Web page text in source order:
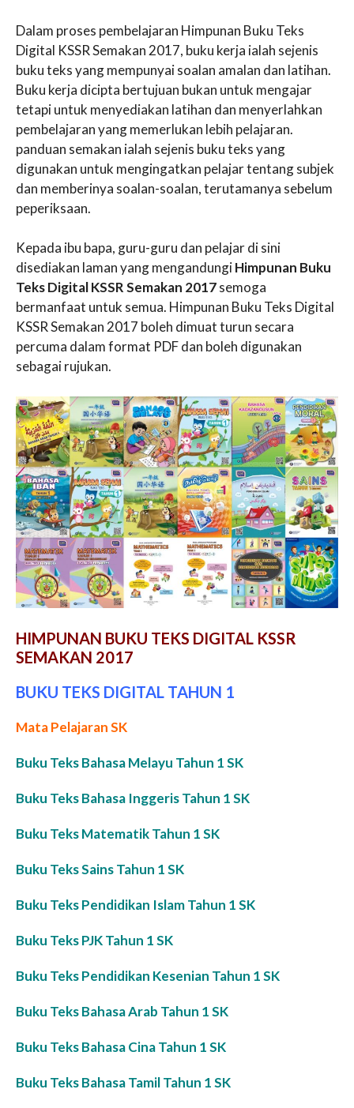
Dalam proses pembelajaran Himpunan Buku Teks
Digital KSSR Semakan 2017, buku kerja ialah sejenis
buku teks yang mempunyai soalan amalan dan latihan.
Buku kerja dicipta bertujuan bukan untuk mengajar
tetapi untuk menyediakan latihan dan menyerlahkan
pembelajaran yang memerlukan lebih pelajaran.
panduan semakan ialah sejenis buku teks yang
digunakan untuk mengingatkan pelajar tentang subjek
dan memberinya soalan-soalan, terutamanya sebelum
peperiksaan.
Kepada ibu bapa, guru-guru dan pelajar di sini
disediakan laman yang mengandungiHimpunan Buku
Teks Digital KSSR Semakan 2017semoga
bermanfaat untuk semua. Himpunan Buku Teks Digital
KSSR Semakan 2017 boleh dimuat turun secara
percuma dalam format PDF dan boleh digunakan
sebagai rujukan.
HIMPUNAN BUKU TEKS DIGITAL KSSR
SEMAKAN 2017
BUKU TEKS DIGITAL TAHUN 1
Mata Pelajaran SK
Buku Teks Bahasa Melayu Tahun 1 SK
Buku Teks Bahasa Inggeris Tahun 1 SK
Buku Teks Matematik Tahun 1 SK
Buku Teks Sains Tahun 1 SK
Buku Teks Pendidikan Islam Tahun 1 SK
Buku Teks PJK Tahun 1 SK
Buku Teks Pendidikan Kesenian Tahun 1 SK
Buku Teks Bahasa Arab Tahun 1 SK
Buku Teks Bahasa Cina Tahun 1 SK
Buku Teks Bahasa Tamil Tahun 1 SK